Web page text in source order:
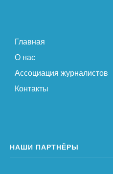
Главная
О нас
Ассоциация журналистов
Контакты
НАШИ ПАРТНЁРЫ